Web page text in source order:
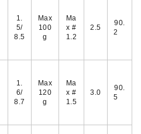
1.
5/
8.5
Max
100
g
Ma
x #
1.2
2.5
90.
2
1.
6/
8.7
Max
120
g
Ma
x #
1.5
3.0
90.
5